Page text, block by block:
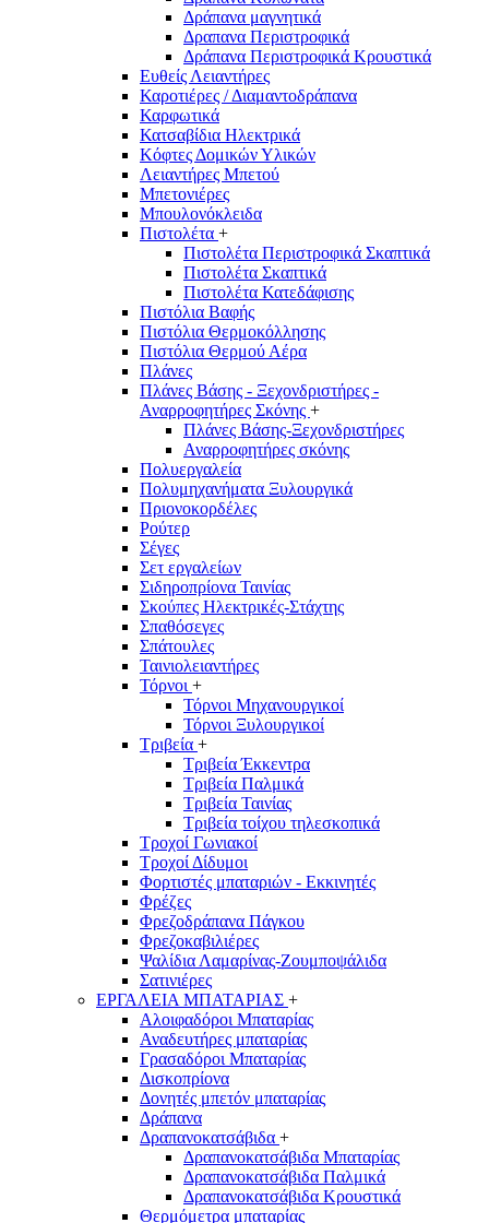
Δράπανα μαγνητικά
Δραπανα Περιστροφικά
Δράπανα Περιστροφικά Κρουστικά
Ευθείς Λειαντήρες
Καροτιέρες / Διαμαντοδράπανα
Καρφωτικά
Κατσαβίδια Ηλεκτρικά
Κόφτες Δομικών Υλικών
Λειαντήρες Μπετού
Μπετονιέρες
Μπουλονόκλειδα
Πιστολέτα +
Πιστολέτα Περιστροφικά Σκαπτικά
Πιστολέτα Σκαπτικά
Πιστολέτα Κατεδάφισης
Πιστόλια Βαφής
Πιστόλια Θερμοκόλλησης
Πιστόλια Θερμού Αέρα
Πλάνες
Πλάνες Βάσης - Ξεχονδριστήρες -
Αναρροφητήρες Σκόνης +
Πλάνες Βάσης-Ξεχονδριστήρες
Αναρροφητήρες σκόνης
Πολυεργαλεία
Πολυμηχανήματα Ξυλουργικά
Πριονοκορδέλες
Ρούτερ
Σέγες
Σετ εργαλείων
Σιδηροπρίονα Ταινίας
Σκούπες Ηλεκτρικές-Στάχτης
Σπαθόσεγες
Σπάτουλες
Ταινιολειαντήρες
Τόρνοι +
Τόρνοι Μηχανουργικοί
Τόρνοι Ξυλουργικοί
Τριβεία +
Τριβεία Έκκεντρα
Τριβεία Παλμικά
Τριβεία Ταινίας
Τριβεία τοίχου τηλεσκοπικά
Τροχοί Γωνιακοί
Τροχοί Δίδυμοι
Φορτιστές μπαταριών - Εκκινητές
Φρέζες
Φρεζοδράπανα Πάγκου
Φρεζοκαβιλιέρες
Ψαλίδια Λαμαρίνας-Ζουμποψάλιδα
Σατινιέρες
ΕΡΓΑΛΕΙΑ ΜΠΑΤΑΡΙΑΣ +
Αλοιφαδόροι Μπαταρίας
Αναδευτήρες μπαταρίας
Γρασαδόροι Μπαταρίας
Δισκοπρίονα
Δονητές μπετόν μπαταρίας
Δράπανα
Δραπανοκατσάβιδα +
Δραπανοκατσάβιδα Μπαταρίας
Δραπανοκατσάβιδα Παλμικά
Δραπανοκατσάβιδα Κρουστικά
Θερμόμετρα μπαταρίας